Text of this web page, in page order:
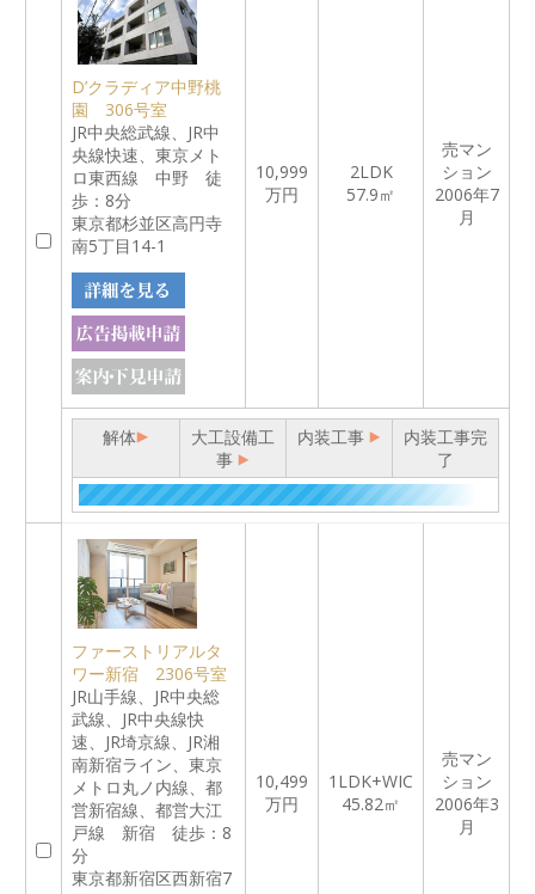
D’クラディア中野桃
園 306号室
JR中央総武線、JR中
央線快速、東京メト
ロ東西線 中野 徒
歩：8分
東京都杉並区高円寺
南5丁目14-1
10,999
万円
2LDK
57.9㎡
売マン
ション
2006年7
月
解体
大工設備工
事
内装工事
内装工事完
了
ファーストリアルタ
ワー新宿 2306号室
JR山手線、JR中央総
武線、JR中央線快
速、JR埼京線、JR湘
南新宿ライン、東京
メトロ丸ノ内線、都
営新宿線、都営大江
戸線 新宿 徒歩：8
分
東京都新宿区西新宿7
10,499
万円
1LDK+WIC
45.82㎡
売マン
ション
2006年3
月